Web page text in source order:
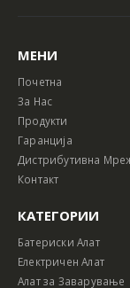
МЕНИ
Почетна
За Нас
Продукти
Гаранција
Дистрибутивна
Контакт
КАТЕГОРИИ
Батериски Алат
Електричен Алат
Алат за Заварување